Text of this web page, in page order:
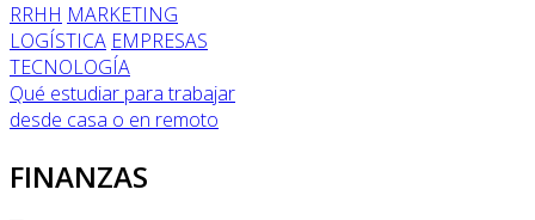
RRHH MARKETING
LOGÍSTICA EMPRESAS
TECNOLOGÍA
Qué estudiar para trabajar
desde casa o en remoto
FINANZAS